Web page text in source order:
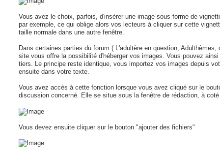
Vous avez le choix, parfois, d'insérer une image sous forme de
par exemple, ce qui oblige alors vos lecteurs à cliquer sur cette
taille normale dans une autre fenêtre.
Dans certaines parties du forum ( L'adultère en question,
site vous offre la possibilité d'héberger vos images. Vous pouvez
tiers. Le principe reste identique, vous importez vos images depuis
ensuite dans votre texte.
Vous avez accès à cette fonction lorsque vous avez cliqué sur le
discussion concerné. Elle se situe sous la fenêtre de rédaction, à
Vous devez ensuite cliquer sur le bouton "ajouter des fichiers"